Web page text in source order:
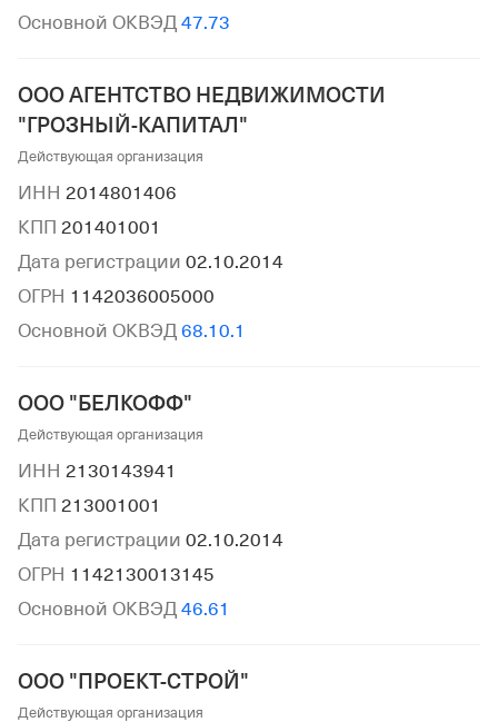
Основной ОКВЭД 47.73
ООО АГЕНТСТВО НЕДВИЖИМОСТИ
"ГРОЗНЫЙ-КАПИТАЛ"
Действующая организация
ИНН 2014801406
КПП 201401001
Дата регистрации 02.10.2014
ОГРН 1142036005000
Основной ОКВЭД 68.10.1
ООО "БЕЛКОФФ"
Действующая организация
ИНН 2130143941
КПП 213001001
Дата регистрации 02.10.2014
ОГРН 1142130013145
Основной ОКВЭД 46.61
ООО "ПРОЕКТ-СТРОЙ"
Действующая организация